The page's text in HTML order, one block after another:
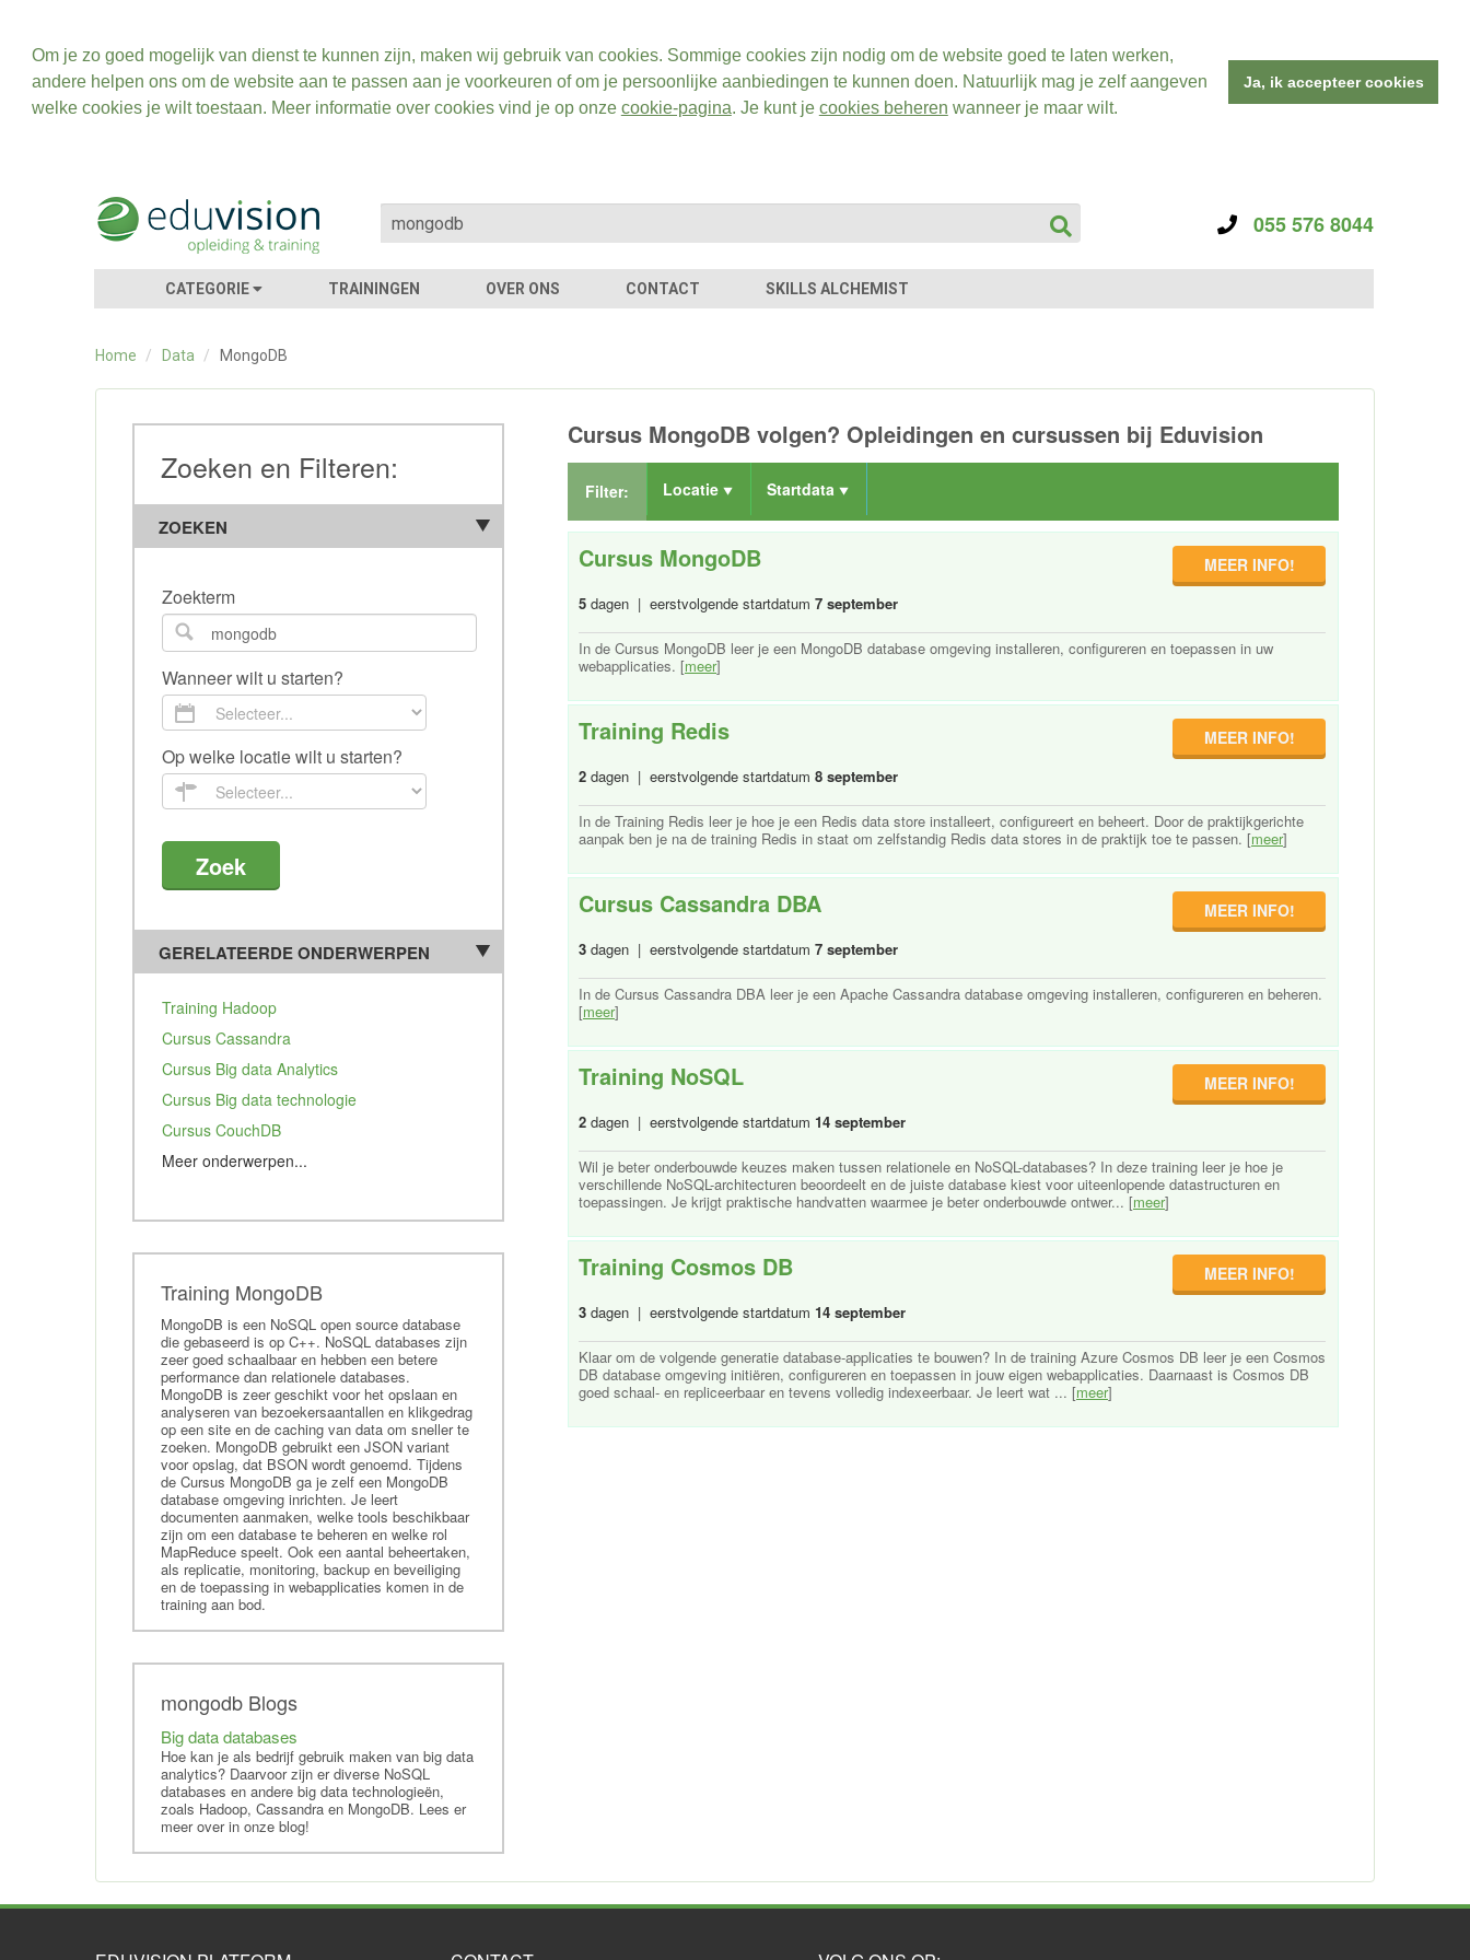
Om je zo goed mogelijk van dienst te kunnen zijn, maken wij gebruik van cookies. Sommige cookies zijn nodig om de website goed te laten werken,
andere helpen ons om de website aan te passen aan je voorkeuren of om je persoonlijke aanbiedingen te kunnen doen. Natuurlijk mag je zelf aangeven
welke cookies je wilt toestaan. Meer informatie over cookies vind je op onze cookie-pagina. Je kunt je cookies beheren wanneer je maar wilt.
Ja, ik accepteer cookies
055 576 8044
CATEGORIE TRAININGEN OVER ONS CONTACT SKILLS ALCHEMIST
Home / Data / MongoDB
Zoeken en Filteren:
ZOEKEN
Zoekterm
Wanneer wilt u starten?
Op welke locatie wilt u starten?
GERELATEERDE ONDERWERPEN
Training Hadoop
Cursus Cassandra
Cursus Big data Analytics
Cursus Big data technologie
Cursus CouchDB
Meer onderwerpen...
Cursus Apache Pig
Training Data Mining
Cursus Redis
Studie Kunstmatige intelligentie
Cursus Tableau
Tensorflow
Elastic
Cursus Deep Learning
Cursus Data Management
Elasticsearch
SAS
Training RapidMiner
Training Data Science
Training Artificial Intelligence
Training MongoDB
MongoDB is een NoSQL open source database
die gebaseerd is op C++. NoSQL databases zijn
zeer goed schaalbaar en hebben een betere
performance dan relationele databases.
MongoDB is zeer geschikt voor het opslaan en
analyseren van bezoekersaantallen en klikgedrag
op een site en de caching van data om sneller te
zoeken. MongoDB gebruikt een JSON variant
voor opslag, dat BSON wordt genoemd. Tijdens
de Cursus MongoDB ga je zelf een MongoDB
database omgeving inrichten. Je leert
documenten aanmaken, welke tools beschikbaar
zijn om een database te beheren en welke rol
MapReduce speelt. Ook een aantal beheertaken,
als replicatie, monitoring, backup en beveiliging
en de toepassing in webapplicaties komen in de
training aan bod.
mongodb Blogs
Big data databases
Hoe kan je als bedrijf gebruik maken van big data
analytics? Daarvoor zijn er diverse NoSQL
databases en andere big data technologieën,
zoals Hadoop, Cassandra en MongoDB. Lees er
meer over in onze blog!
Cursus MongoDB volgen? Opleidingen en cursussen bij Eduvision
Filter: Locatie Startdata
Cursus MongoDB
5 dagen | eerstvolgende startdatum 7 september
MEER INFO!
In de Cursus MongoDB leer je een MongoDB database omgeving installeren, configureren en toepassen in uw
webapplicaties. [meer]
Training Redis
2 dagen | eerstvolgende startdatum 8 september
MEER INFO!
In de Training Redis leer je hoe je een Redis data store installeert, configureert en beheert. Door de praktijkgerichte
aanpak ben je na de training Redis in staat om zelfstandig Redis data stores in de praktijk toe te passen. [meer]
Cursus Cassandra DBA
3 dagen | eerstvolgende startdatum 7 september
MEER INFO!
In de Cursus Cassandra DBA leer je een Apache Cassandra database omgeving installeren, configureren en beheren.
[meer]
Training NoSQL
2 dagen | eerstvolgende startdatum 14 september
MEER INFO!
Wil je beter onderbouwde keuzes maken tussen relationele en NoSQL-databases? In deze training leer je hoe je
verschillende NoSQL-architecturen beoordeelt en de juiste database kiest voor uiteenlopende datastructuren en
toepassingen. Je krijgt praktische handvatten waarmee je beter onderbouwde ontwer... [meer]
Training Cosmos DB
3 dagen | eerstvolgende startdatum 14 september
MEER INFO!
Klaar om de volgende generatie database-applicaties te bouwen? In de training Azure Cosmos DB leer je een Cosmos
DB database omgeving initiëren, configureren en toepassen in jouw eigen webapplicaties. Daarnaast is Cosmos DB
goed schaal- en repliceerbaar en tevens volledig indexeerbaar. Je leert wat ... [meer]